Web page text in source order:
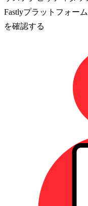
Fastlyプラットフォー
を確認する